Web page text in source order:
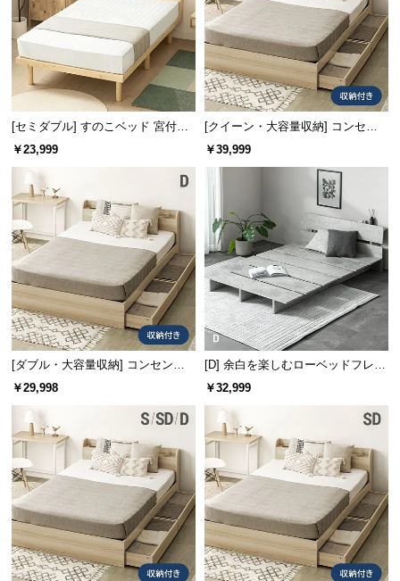
[セミダブル] すのこベッド 宮付き
タイプ
￥23,999
[クイーン・大容量収納] コンセン
ト機能付きベッド 収納左右組み換
￥39,999
[ダブル・大容量収納] コンセント
機能付きベッド 収納左右組み換え
￥29,998
[D] 余白を楽しむローベッドフレー
ム 天然木調 ステージベッド 2口コ
￥32,999